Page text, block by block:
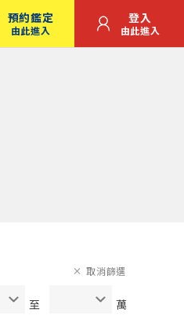
預約鑑定
由此進入
登入
由此進入
至 萬
取消篩選